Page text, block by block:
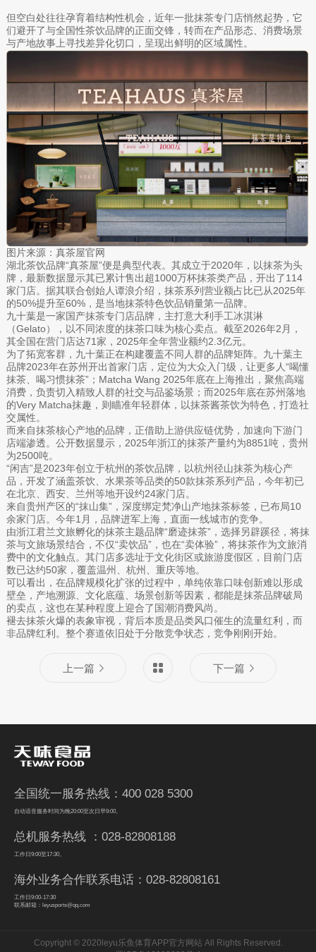
但空白处往往孕育着结构性机会，近年一批抹茶专门店悄然起势，它
们避开了与全国性茶饮品牌的正面交锋，转而在产品形态、消费场景
与产地故事上寻找差异化切口，呈现出鲜明的区域属性。
图片来源：真茶屋官网
湖北茶饮品牌“真茶屋”便是典型代表。其成立于2020年，以抹茶为头
牌，最新数据显示其已累计售出超1000万杯抹茶类产品，开出了114
家门店。据其联合创始人谭浪介绍，抹茶系列营业额占比已从2025年
的50%提升至60%，是当地抹茶特色饮品销量第一品牌。
九十葉是一家国产抹茶专门店品牌，主打意大利手工冰淇淋
（Gelato），以不同浓度的抹茶口味为核心卖点。截至2026年2月，
其全国在营门店达71家，2025年全年营业额约2.3亿元。
为了拓宽客群，九十葉正在构建覆盖不同人群的品牌矩阵。九十葉主
品牌2023年在苏州开出首家门店，定位为大众入门级，让更多人“喝懂
抹茶、喝习惯抹茶”；Matcha Wang 2025年底在上海推出，聚焦高端
消费，负责切入精致人群的社交与品鉴场景；而2025年底在苏州落地
的Very Matcha抹趣，则瞄准年轻群体，以抹茶酱茶饮为特色，打造社
交属性。
而来自抹茶核心产地的品牌，正借助上游供应链优势，加速向下游门
店端渗透。公开数据显示，2025年浙江的抹茶产量约为8851吨，贵州
为2500吨。
“闲吉”是2023年创立于杭州的茶饮品牌，以杭州径山抹茶为核心产
品，开发了涵盖茶饮、水果茶等品类的50款抹茶系列产品，今年初已
在北京、西安、兰州等地开设约24家门店。
来自贵州产区的“抹山集”，深度绑定梵净山产地抹茶标签，已布局10
余家门店。今年1月，品牌进军上海，直面一线城市的竞争。
由浙江君兰文旅孵化的抹茶主题品牌“磨迹抹茶”，选择另辟蹊径，将抹
茶与文旅场景结合，不仅“卖饮品”，也在“卖体验”，将抹茶作为文旅消
费中的文化触点。其门店多选址于文化街区或旅游度假区，目前门店
数已达约50家，覆盖温州、杭州、重庆等地。
可以看出，在品牌规模化扩张的过程中，单纯依靠口味创新难以形成
壁垒，产地溯源、文化底蕴、场景创新等因素，都能是抹茶品牌破局
的卖点，这也在某种程度上迎合了国潮消费风尚。
褪去抹茶火爆的表象审视，背后本质是品类风口催生的流量红利，而
非品牌红利。整个赛道依旧处于分散竞争状态，竞争刚刚开始。
上一篇 下一篇
全国统一服务热线：400 028 5300
自动语音服务时间为晚20:00至次日早9:00。
总机服务热线 ：028-82808188
工作日9:00至17:30。
海外业务合作联系电话：028-82808161
工作日9:00-17:30
联系邮箱：leyusports@qq.com
Copyright © 2020leyu乐鱼体育APP官方网站 All Rights Reserved.